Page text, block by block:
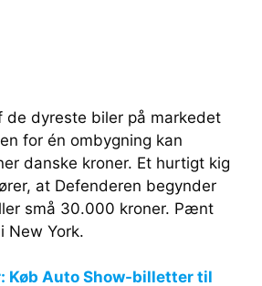
de dyreste biler på markedet
for én ombygning kan
danske kroner. Et hurtigt kig
at Defenderen begynder
små 30.000 kroner. Pænt
New York.
Køb Auto Show-billetter til